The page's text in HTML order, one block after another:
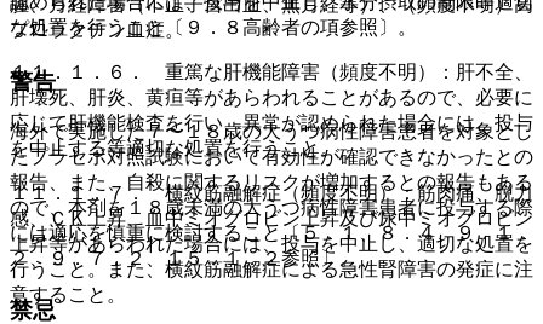
プロラクチン血症。
警告
海外で実施した７〜１８歳の大うつ病性障害患者を対象とし
たプラセボ対照試験において有効性が確認できなかったとの
報告、また、自殺に関するリスクが増加するとの報告もある
ので、本剤を１８歳未満の大うつ病性障害患者に投与する際
には適応を慎重に検討すること〔５．１、８．４、９．１．
２、９．７．２、１５．１．２参照〕。
禁忌
な処置を行うこと〔９．８高齢者の項参照〕。
１１．１．６． 重篤な肝機能障害（頻度不明）：肝不全、
肝壊死、肝炎、黄疸等があらわれることがあるので、必要に
応じて肝機能検査を行い、異常が認められた場合には、投与
を中止する等適切な処置を行うこと。
１１．１．７． 横紋筋融解症（頻度不明）：筋肉痛、脱力
感、ＣＫ上昇、血中ミオグロビン上昇及び尿中ミオグロビン
上昇等があらわれた場合には、投与を中止し、適切な処置を
行うこと。また、横紋筋融解症による急性腎障害の発症に注
意すること。